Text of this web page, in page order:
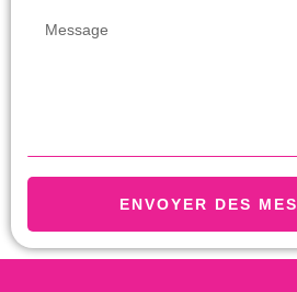
ENVOYER DES